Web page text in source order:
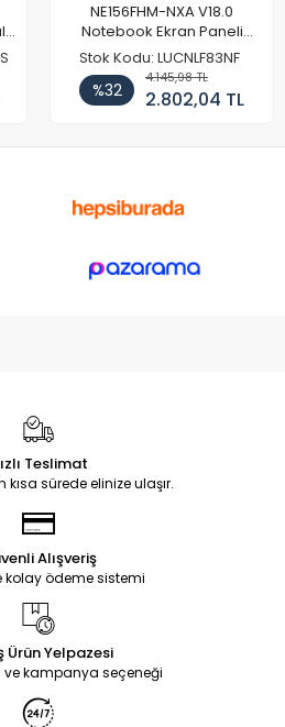
NE156FHM-NXA V18.0
Notebook Ekran Paneli
144Hz
Stok Kodu: LUCNLF83NF
%32
4.145,98 TL
2.802,04 TL
Teslimat
kısa sürede elinize ulaşır.
Alışveriş
kolay ödeme sistemi
Ürün Yelpazesi
ve kampanya seçeneği